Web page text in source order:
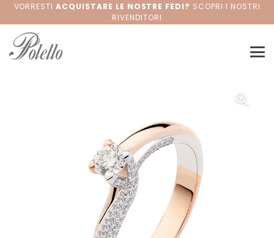
VORRESTIACQUISTARE LE NOSTRE FEDI? SCOPRI I NOSTRI
RIVENDITORI